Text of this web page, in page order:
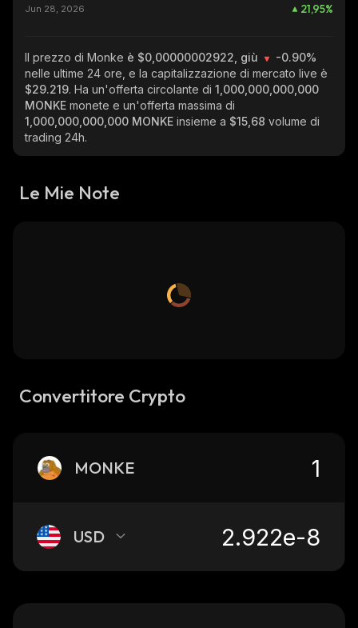
Jun 28, 2026 21,95%
Il prezzo di Monke è $0,00000002922, giù
-0.90%
nelle ultime 24 ore, e la capitalizzazione di mercato live è
$29.219. Ha un'offerta circolante di 1,000,000,000,000
MONKE monete e un'offerta massima di
1,000,000,000,000 MONKE insieme a $15,68 volume di
trading 24h.
Le Mie Note
Convertitore Crypto
MONKE
USD